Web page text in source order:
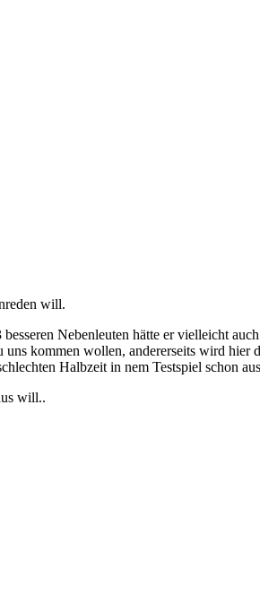
will.
Nebenleuten hätte er vielleicht auch
kommen wollen, andererseits wird
Halbzeit in nem Testspiel schon
will..